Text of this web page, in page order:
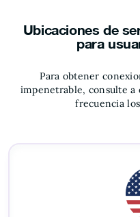
Ubicaciones de
para
Para obtener
impenetrable, consulte a
frecuencia